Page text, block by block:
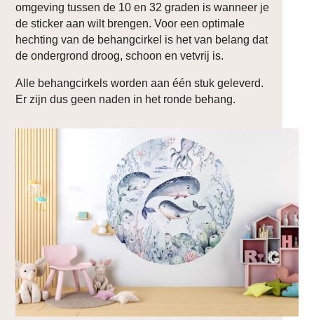
omgeving tussen de 10 en 32 graden is wanneer je
de sticker aan wilt brengen. Voor een optimale
hechting van de behangcirkel is het van belang dat
de ondergrond droog, schoon en vetvrij is.
Alle behangcirkels worden aan één stuk geleverd.
Er zijn dus geen naden in het ronde behang.